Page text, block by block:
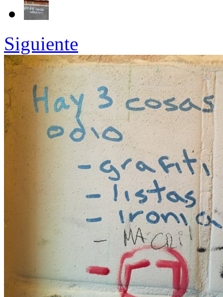
Siguiente